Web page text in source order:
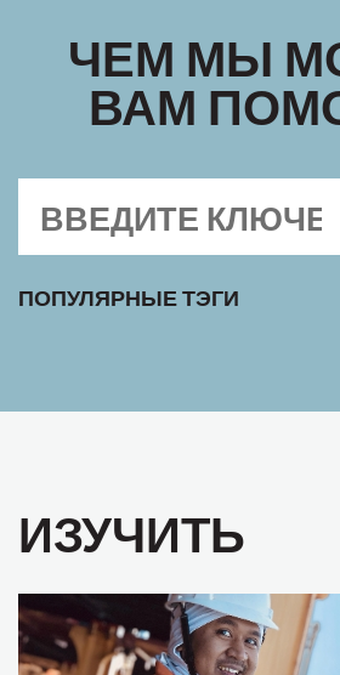
ЧЕМ МЫ
ВАМ
ПОПУЛЯРНЫЕ ТЭГИ
ИЗУЧИТЬ